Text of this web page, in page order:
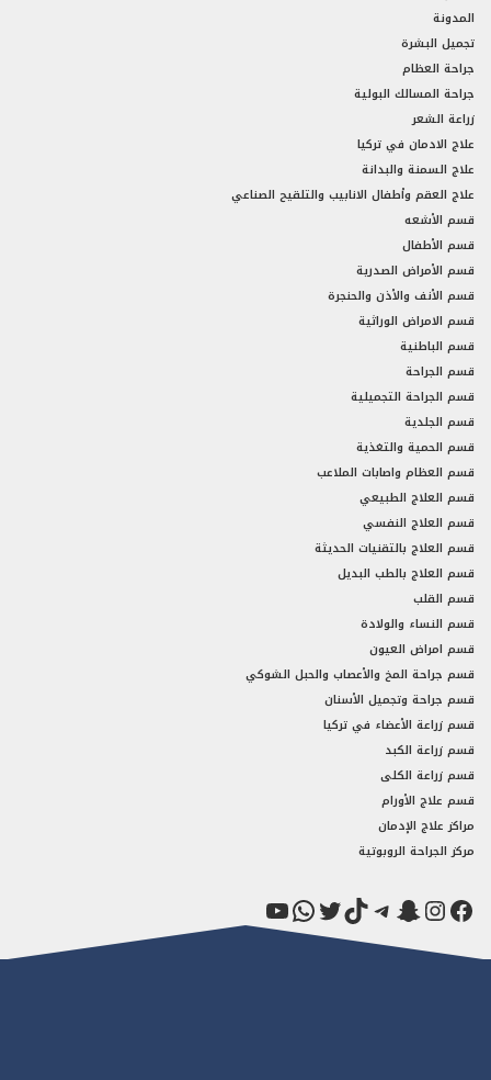
المدونة
تجميل البشرة
جراحة العظام
جراحة المسالك البولية
زراعة الشعر
علاج الادمان في تركيا
علاج السمنة والبدانة
علاج العقم وأطفال الانابيب والتلقيح الصناعي
قسم الأشعه
قسم الأطفال
قسم الأمراض الصدرية
قسم الأنف والأذن والحنجرة
قسم الامراض الوراثية
قسم الباطنية
قسم الجراحة
قسم الجراحة التجميلية
قسم الجلدية
قسم الحمية والتغذية
قسم العظام واصابات الملاعب
قسم العلاج الطبيعي
قسم العلاج النفسي
قسم العلاج بالتقنيات الحديثة
قسم العلاج بالطب البديل
قسم القلب
قسم النساء والولادة
قسم امراض العيون
قسم جراحة المخ والأعصاب والحبل الشوكي
قسم جراحة وتجميل الأسنان
قسم زراعة الأعضاء في تركيا
قسم زراعة الكبد
قسم زراعة الكلى
قسم علاج الأورام
مراكز علاج الإدمان
مركز الجراحة الروبوتية
فيسبوك
إنستجرام
سناب شاتتيليجرام
تيك توكتويترواتساب
يوتيوب